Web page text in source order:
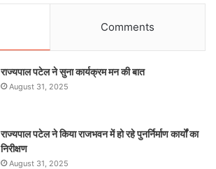
Comments
राज्यपाल पटेल ने सुना कार्यक्रम मन की बात
August 31, 2025
राज्यपाल पटेल ने किया राजभवन में हो रहे पुनर्निर्माण कार्यों का
निरीक्षण
August 31, 2025